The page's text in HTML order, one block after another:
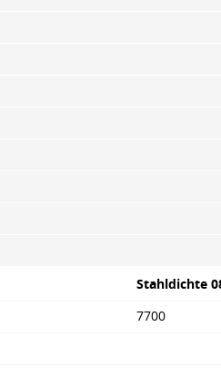
Stahldichte
7700